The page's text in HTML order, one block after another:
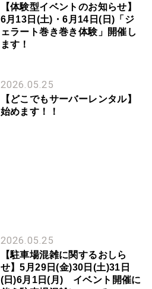
【体験型イベントのお知らせ】
6月13日(土)・6月14日(日)「ジ
ェラート巻き巻き体験」開催し
ます！
2026.05.25
【どこでもサーバーレンタル】
始めます！！
2026.05.25
【駐車場混雑に関するおしら
せ】5月29日(金)30日(土)31日
(日)6月1日(月) イベント開催に